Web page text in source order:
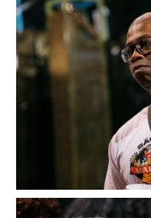
Image